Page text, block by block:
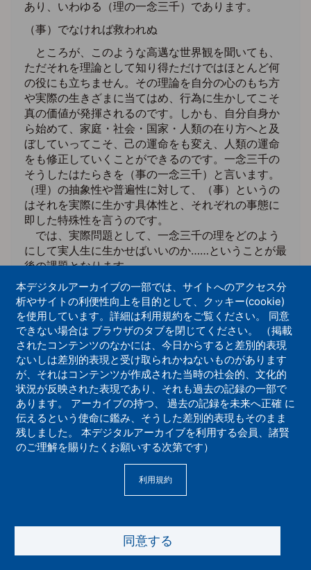
あり、いわゆる（理の一念三千）であります。
（事）でなければ救われぬ
ところが、このような高邁な世界観を聞いても、
ただそれを理論として知り得ただけではほとんど何
の役にも立ちません。その理論を自分の心のもち方
や実際の生きざまに当てはめ、行為に生かしてこそ
真の価値が発揮されるのです。しかも、自分自身か
ら始めて、家庭・社会・国家・人類の在り方へと及
ぼしていってこそ、己の運命をも変え、人類の運命
をも修正していくことができるのです。一念三千の
そうしたはたらきを（事の一念三千）と言います。
（理）の抽象性や普遍性に対して、（事）というの
はそれを実際に生かす具体性と、それぞれの事態に
即した特殊性を言うのです。
では、実際問題として、一念三千の理をどのよう
にして実人生に生かせばいいのか……ということが最
後の課題となります。
ところが、一念と言っても、喜び・怒り・悲し
み・楽しみ・恨み・妬み・羨望・侮蔑といった（表
面の心）ばかりではありません。その奥にかくれた
広大な潜在意識・深層心理という世界があり、われ
われが表面の心を善くしようと一生懸命に努力して
も、このような（かくれた心）が深い所からいろい
ろな悪作用を及ぼしますので、なかなか思うように
なりません。ただ信仰のみがそれを清めることがで
きると私は信じているものですが、次回からはこの
（かくれた心）とはどんなものか、なぜ信仰がそれ
を清めることができるのか、ということをつぶさに
研究していくことにしましょう。（つづく）
本デジタルアーカイブの一部では、サイトへのアクセス分
析やサイトの利便性向上を目的として、クッキー(cookie)
を使用しています。詳細は利用規約をご覧ください。 同意
できない場合は ブラウザのタブを閉じてください。 （掲載
されたコンテンツのなかには、今日からすると差別的表現
ないしは差別的表現と受け取られかねないものがあります
が、それはコンテンツが作成された当時の社会的、文化的
状況が反映された表現であり、それも過去の記録の一部で
あります。 アーカイブの持つ、 過去の記録を未来へ正確 に
伝えるという使命に鑑み、そうした差別的表現もそのまま
残しました。 本デジタルアーカイブを利用する会員、諸賢
のご理解を賜りたくお願いする次第です）
利用規約
同意する
Copyright (C) 2021 Rissho Kosei-kai